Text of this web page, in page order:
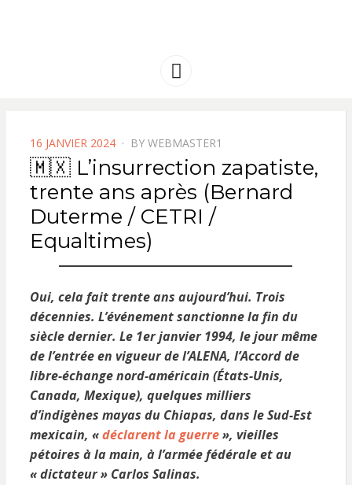
AMERIQUE
Menu
POSTED
ON
16 JANVIER 2024 BY WEBMASTER1
🇲🇽 L’insurrection zapatiste,
trente ans après (Bernard
Duterme / CETRI /
Equaltimes)
Oui, cela fait trente ans aujourd’hui. Trois
décennies. L’événement sanctionne la fin du
siècle dernier. Le 1er janvier 1994, le jour même
de l’entrée en vigueur de l’ALENA, l’Accord de
libre-échange nord-américain (États-Unis,
Canada, Mexique), quelques milliers
d’indigènes mayas du Chiapas, dans le Sud-Est
mexicain, «déclarent la guerre», vieilles
pétoires à la main, à l’armée fédérale et au
« dictateur » Carlos Salinas.